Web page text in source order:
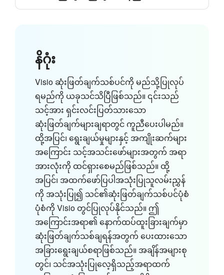
နိဂုံး
Visio ဆုံးဖြတ်ချက်သစ်ပင်ကို မည်သို့ပြုလုပ်
ရမည်ကို ယခုသင်သိပြီဖြစ်သည်။ ၎င်းသည်
သင့်အား ရှင်းလင်းပြတ်သားသော
ဆုံးဖြတ်ချက်များချရာတွင် ကူညီပေးပါမည်။
ထို့အပြင်၊ ရွေးချယ်မှုများနှင့် အကျိုးဆက်များ
အကြောင်း သင့်အသင်းဖော်များအတွက် အရာ
အားလုံးကို ထင်ရှားစေမည်ဖြစ်သည်။ ထို့
အပြင်၊ အထက်ဖော်ပြပါအသုံးပြုသူလမ်းညွှန်
ကို အသုံးပြု၍ သင်၏ဆုံးဖြတ်ချက်သစ်ပင်ပုံစံ
ပုံစံကို Visio တွင်ပြုလုပ်နိုင်သည်။ ဤ
အကြောင်းအရာ၏ နောက်ထပ်ထူးခြားချက်မှာ
ဆုံးဖြတ်ချက်သစ်ချရန်အတွက် ပေးထားသော
အခြားရွေးချယ်စရာဖြစ်သည်။ အချိန်အများစု
တွင်၊ သင်အသုံးပြုလေ့ရှိသည့်အရာထက်